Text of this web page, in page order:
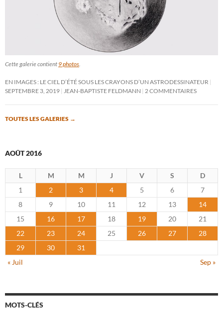
Cette galerie contient 9 photos.
EN IMAGES : LE CIEL D’ÉTÉ SOUS LES CRAYONS D’UN ASTRODESSINATEUR
SEPTEMBRE 3, 2019 JEAN-BAPTISTE FELDMANN 2 COMMENTAIRES
TOUTES LES GALERIES →
AOÛT 2016
L M M J V S
D
1
2 3 4 5 6
7
8
9 10 11 12 13
14
15
16 17 18 19 20
21
22
23 24 25 26 27
28
29
30
31
« Juil
Sep »
MOTS-CLÉS